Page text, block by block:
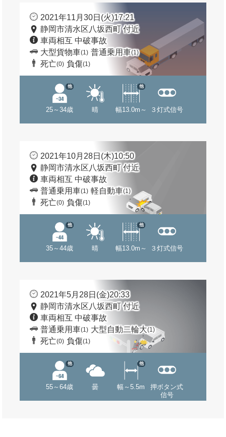
2021年11月30日(火)17:21
静岡市清水区八坂西町 付近
車両相互 中破事故
大型貨物車(1) 普通乗用車(1)
死亡(0) 負傷(1)
25～34歳
他
晴 幅13.0m～
他
３灯式信号
2021年10月28日(木)10:50
静岡市清水区八坂西町 付近
車両相互 中破事故
普通乗用車(1) 軽自動車(1)
死亡(0) 負傷(1)
35～44歳
他
晴 幅13.0m～
他
３灯式信号
2021年5月28日(金)20:33
静岡市清水区八坂西町 付近
車両相互 中破事故
普通乗用車(1) 大型自動二輪大(1)
死亡(0) 負傷(1)
55～64歳
他
曇 幅～5.5m
他
押ボタン式
信号